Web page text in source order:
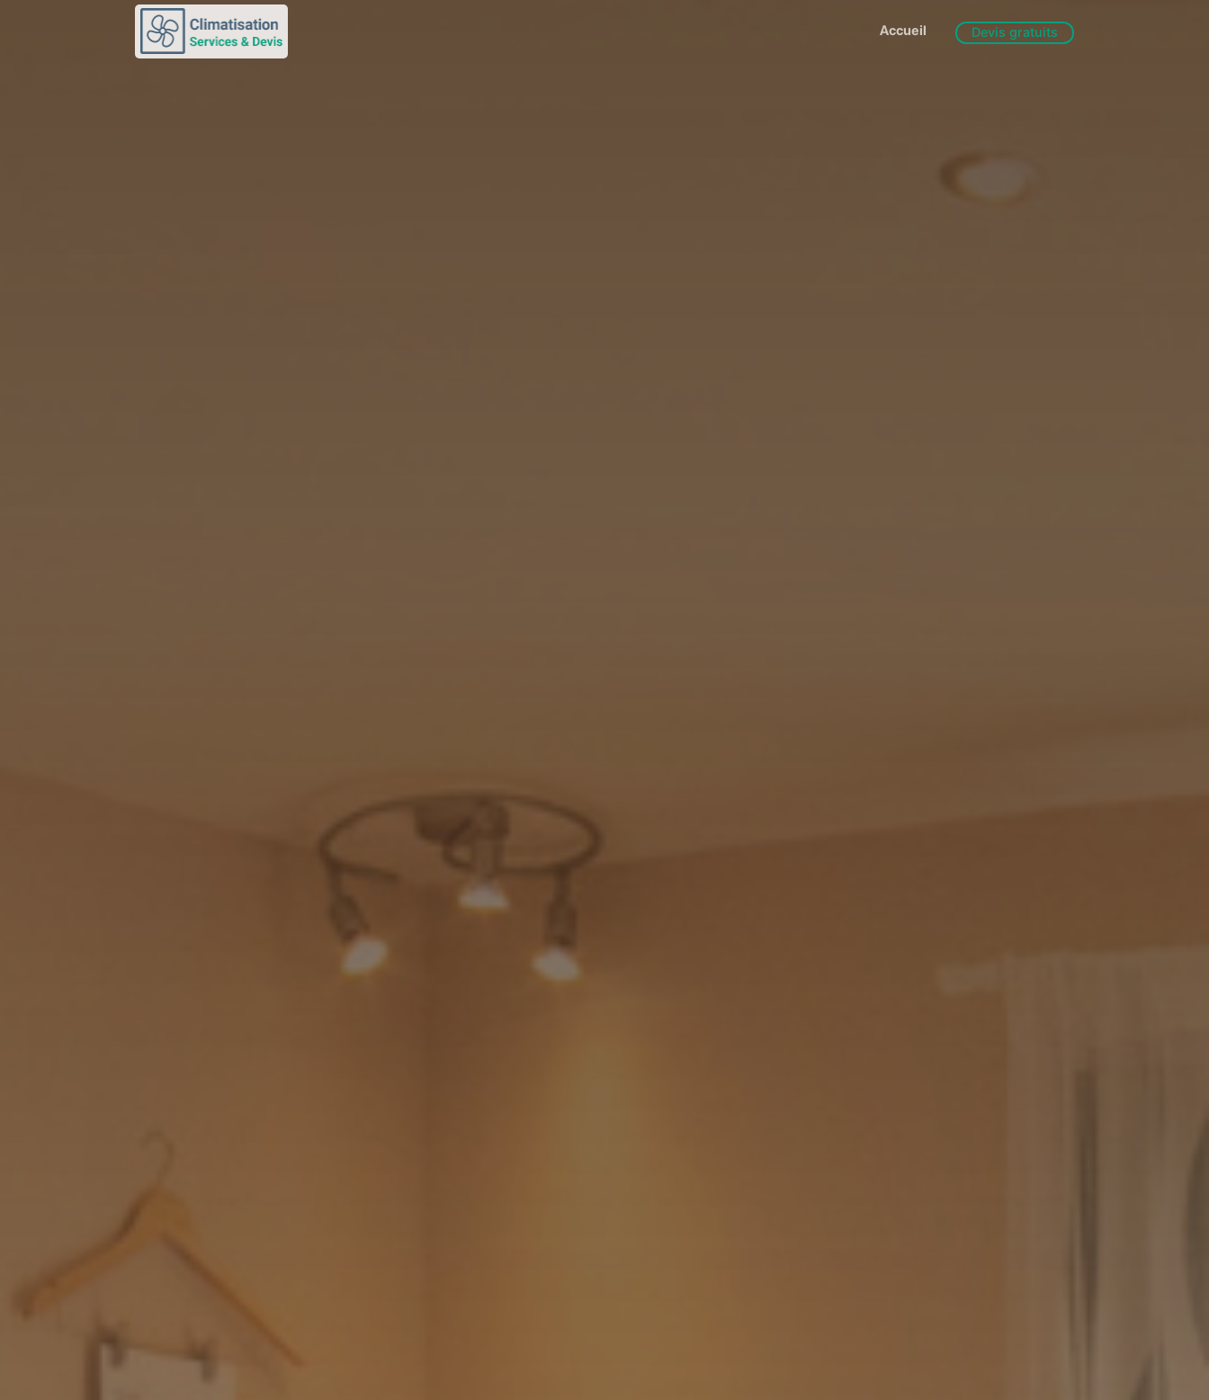
Accueil Devis gratuits